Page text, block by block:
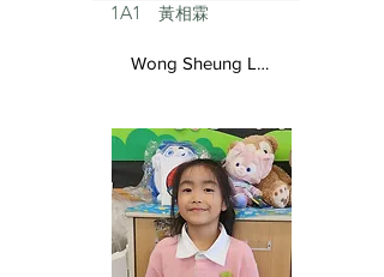
1A1 黃相霖
Wong Sheung Lam